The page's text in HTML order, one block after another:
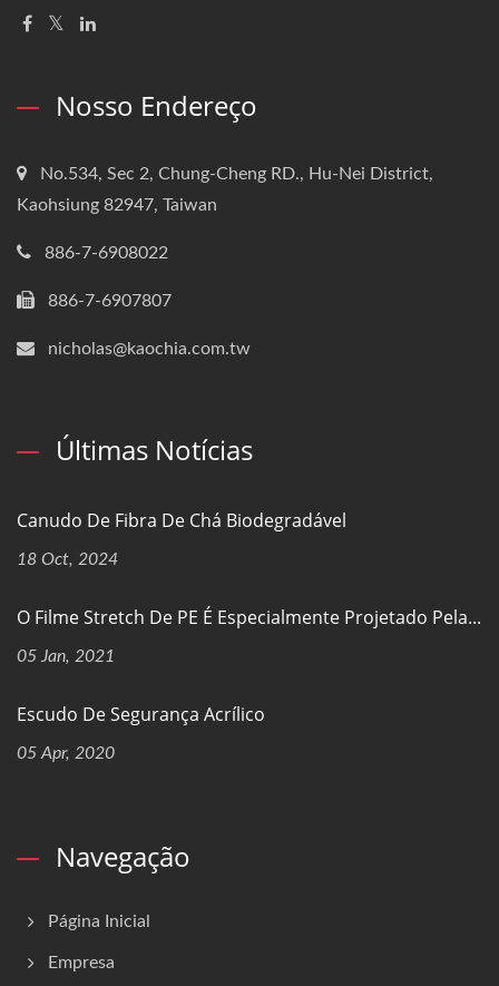
Nosso Endereço
No.534, Sec 2, Chung-Cheng RD., Hu-Nei District,
Kaohsiung 82947, Taiwan
886-7-6908022
886-7-6907807
nicholas@kaochia.com.tw
Últimas Notícias
Canudo De Fibra De Chá Biodegradável
18 Oct, 2024
O Filme Stretch De PE É Especialmente Projetado Pela...
05 Jan, 2021
Escudo De Segurança Acrílico
05 Apr, 2020
Navegação
Página Inicial
Empresa